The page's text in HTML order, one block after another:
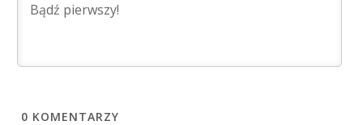
0 KOMENTARZY